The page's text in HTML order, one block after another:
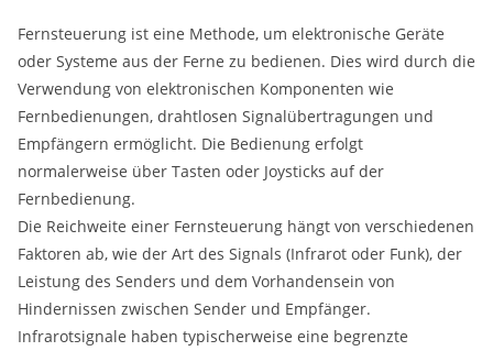
Fernsteuerung ist eine Methode, um elektronische Geräte
oder Systeme aus der Ferne zu bedienen. Dies wird durch die
Verwendung von elektronischen Komponenten wie
Fernbedienungen, drahtlosen Signalübertragungen und
Empfängern ermöglicht. Die Bedienung erfolgt
normalerweise über Tasten oder Joysticks auf der
Fernbedienung.
Die Reichweite einer Fernsteuerung hängt von verschiedenen
Faktoren ab, wie der Art des Signals (Infrarot oder Funk), der
Leistung des Senders und dem Vorhandensein von
Hindernissen zwischen Sender und Empfänger.
Infrarotsignale haben typischerweise eine begrenzte